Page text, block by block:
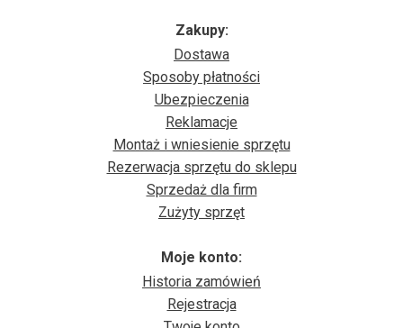
Zakupy:
Dostawa
Sposoby płatności
Ubezpieczenia
Reklamacje
Montaż i wniesienie sprzętu
Rezerwacja sprzętu do sklepu
Sprzedaż dla firm
Zużyty sprzęt
Moje konto:
Historia zamówień
Rejestracja